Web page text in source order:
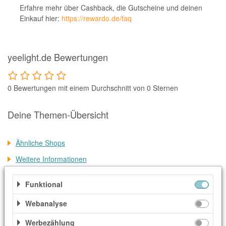
Parfumdreams
OTTO Office
Udemy
HappyKeks
Pets Deli
Click & Boat
Lidl
BOGNER
BADER
Erfahre mehr über Cashback, die Gutscheine und deinen
Einkauf hier: https://rewardo.de/faq
yeelight.de Bewertungen
0 Bewertungen mit einem Durchschnitt von 0 Sternen
Deine Themen-Übersicht
Ähnliche Shops
Weitere Informationen
Kategorien
Elektronik & Technik
Haus & Technik
Heimwerken & Garten
Funktional
Webanalyse
Werbezählung